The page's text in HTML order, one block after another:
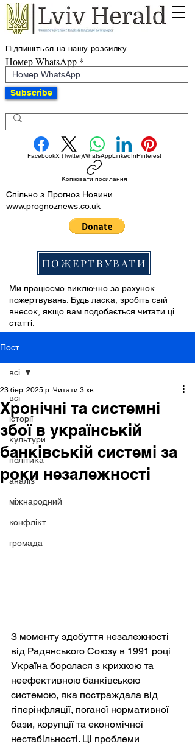
Підпишіться на нашу розсилку
Номер WhatsApp
Subscribe
FacebookX (Twitter)WhatsAppLinkedInPinterest
Копіювати посилання
Спільно з Прогноз Новини
www.prognoznews.co.uk
ПОЖЕРТВУВАТИ
Ми працюємо виключно за рахунок
пожертвувань. Будь ласка, зробіть свій
внесок, якщо вам подобається читати ці
статті.
Пост
всі
історії
культури
політика
аналіз
міжнародний
конфлікт
громада
всі
Хронічні та системні
збої в українській
банківській системі за
роки незалежності
23 бер. 2025 р. Читати 3 хв
З моменту здобуття незалежності
від Радянського Союзу в 1991 році
Україна боролася з крихкою та
неефективною банківською
системою, яка постраждала від
гіперінфляції, поганої нормативної
бази, корупції та економічної
нестабільності. Ці проблеми